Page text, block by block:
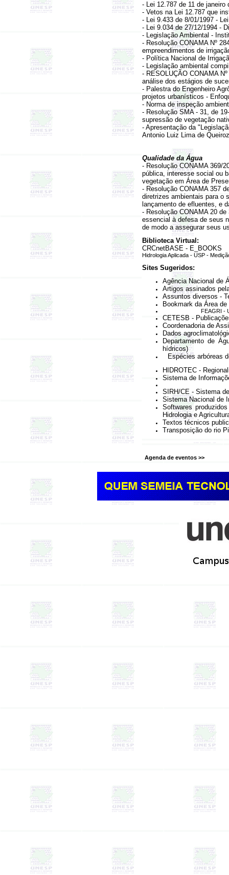
- Lei 12.787 de 11 de
- Vetos na Lei 12.787 que
- Lei 9.433 de 8/01/1997 -
- Lei 9.034 de 27/12/1994 -
- Legislação Ambiental -
- ResoluçãoCONAMA Nº
empreendimentos de
- Política Nacional de
- Legislação ambiental
- RESOLUÇÃO CONAMA
análise dos estágios de
- Palestra do Engenheiro
projetos urbanísticos -
- Norma de inspeção
- Resolução SMA - 31, de
supressão de vegetação
- Apresentação da
Antonio Luiz Lima de Queiroz
Qualidade da Água
- Resolução CONAMA 369/
pública, interesse social ou
vegetação em Área de
- Resolução CONAMA 357
diretrizes ambientais para o
lançamento de efluentes, e
- Resolução CONAMA 20
essencial à defesa de seus
de modo a assegurar seus
Biblioteca Virtual:
CRCnetBASE - E_BOOKS
Hidrologia Aplicada - USP -
Sites Sugeridos:
Agência Nacional de
Artigos assinados
Assuntos diversos -
Bookmark da Área
FEAGRI -
CETESB -
Coordenadoria de
Dados
Departamento de
hídricos)
Espécies arbóreas
HIDROTEC -
Sistema de
SIRH/CE - Sistema
Sistema Nacional de
Softwares
Hidrologia e
Textos técnicos
Transposição do rio
Agenda de eventos >>